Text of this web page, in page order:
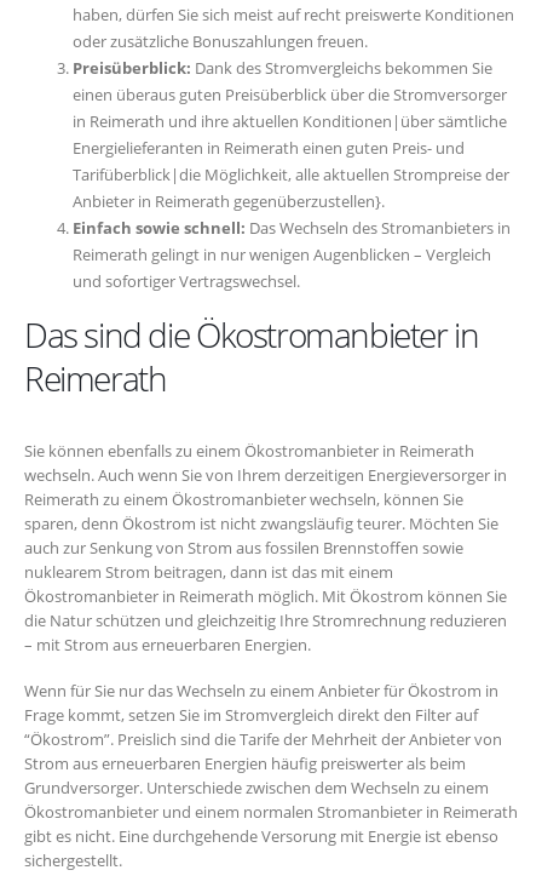
haben, dürfen Sie sich meist auf recht preiswerte Konditionen
oder zusätzliche Bonuszahlungen freuen.
Preisüberblick: Dank des Stromvergleichs bekommen Sie
einen überaus guten Preisüberblick über die Stromversorger
in Reimerath und ihre aktuellen Konditionen|über sämtliche
Energielieferanten in Reimerath einen guten Preis- und
Tarifüberblick|die Möglichkeit, alle aktuellen Strompreise der
Anbieter in Reimerath gegenüberzustellen}.
Einfach sowie schnell: Das Wechseln des Stromanbieters in
Reimerath gelingt in nur wenigen Augenblicken – Vergleich
und sofortiger Vertragswechsel.
Das sind die Ökostromanbieter in
Reimerath
Sie können ebenfalls zu einem Ökostromanbieter in Reimerath
wechseln. Auch wenn Sie von Ihrem derzeitigen Energieversorger in
Reimerath zu einem Ökostromanbieter wechseln, können Sie
sparen, denn Ökostrom ist nicht zwangsläufig teurer. Möchten Sie
auch zur Senkung von Strom aus fossilen Brennstoffen sowie
nuklearem Strom beitragen, dann ist das mit einem
Ökostromanbieter in Reimerath möglich. Mit Ökostrom können Sie
die Natur schützen und gleichzeitig Ihre Stromrechnung reduzieren
– mit Strom aus erneuerbaren Energien.
Wenn für Sie nur das Wechseln zu einem Anbieter für Ökostrom in
Frage kommt, setzen Sie im Stromvergleich direkt den Filter auf
“Ökostrom”. Preislich sind die Tarife der Mehrheit der Anbieter von
Strom aus erneuerbaren Energien häufig preiswerter als beim
Grundversorger. Unterschiede zwischen dem Wechseln zu einem
Ökostromanbieter und einem normalen Stromanbieter in Reimerath
gibt es nicht. Eine durchgehende Versorung mit Energie ist ebenso
sichergestellt.